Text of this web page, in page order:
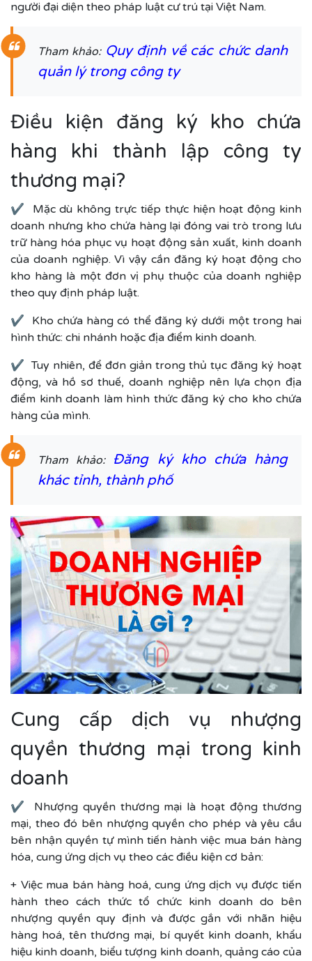
người đại diện theo pháp luật cư trú tại Việt Nam.
Tham khảo: Quy định về các chức danh
quản lý trong công ty
Điều kiện đăng ký kho chứa
hàng khi thành lập công ty
thương mại?
✔ Mặc dù không trực tiếp thực hiện hoạt động kinh
doanh nhưng kho chứa hàng lại đóng vai trò trong lưu
trữ hàng hóa phục vụ hoạt động sản xuất, kinh doanh
của doanh nghiệp. Vì vậy cần đăng ký hoạt động cho
kho hàng là một đơn vị phụ thuộc của doanh nghiệp
theo quy định pháp luật.
✔ Kho chứa hàng có thể đăng ký dưới một trong hai
hình thức: chi nhánh hoặc địa điểm kinh doanh.
✔ Tuy nhiên, để đơn giản trong thủ tục đăng ký hoạt
động, và hồ sơ thuế, doanh nghiệp nên lựa chọn địa
điểm kinh doanh làm hình thức đăng ký cho kho chứa
hàng của mình.
Tham khảo: Đăng ký kho chứa hàng
khác tỉnh, thành phố
Cung cấp dịch vụ nhượng
quyền thương mại trong kinh
doanh
✔ Nhượng quyền thương mại là hoạt động thương
mại, theo đó bên nhượng quyền cho phép và yêu cầu
bên nhận quyền tự mình tiến hành việc mua bán hàng
hóa, cung ứng dịch vụ theo các điều kiện cơ bản:
+ Việc mua bán hàng hoá, cung ứng dịch vụ được tiến
hành theo cách thức tổ chức kinh doanh do bên
nhượng quyền quy định và được gắn với nhãn hiệu
hàng hoá, tên thương mại, bí quyết kinh doanh, khẩu
hiệu kinh doanh, biểu tượng kinh doanh, quảng cáo của